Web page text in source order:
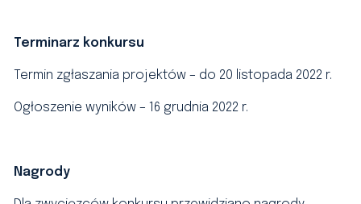
Terminarz konkursu
Termin zgłaszania projektów – do 20 listopada 2022 r.
Ogłoszenie wyników–16 grudnia 2022 r.
Nagrody